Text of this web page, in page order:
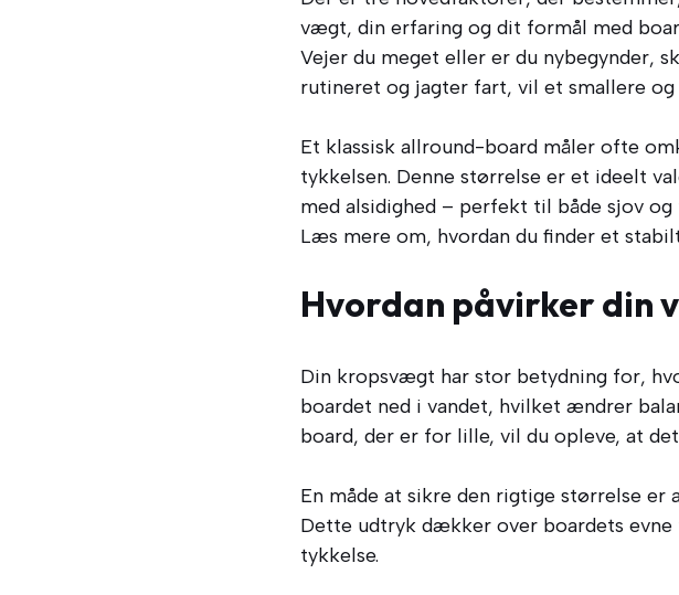
vægt, din erfaring og dit formål med
Vejer du meget eller er du nybegynder,
rutineret og jagter fart, vil et smallere
Et klassisk allround-board måler ofte
tykkelsen. Denne størrelse er et ideelt
med alsidighed – perfekt til både sjov
Læs mere om, hvordan du finder et
Hvordan påvirker din
Din kropsvægt har stor betydning for,
boardet ned i vandet, hvilket ændrer
board, der er for lille, vil du opleve, at
En måde at sikre den rigtige størrelse
Dette udtryk dækker over boardets
tykkelse.